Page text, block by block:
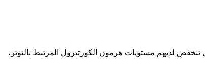
لديهم مستويات هرمون الكورتيزول المرتبط بالتوتر،